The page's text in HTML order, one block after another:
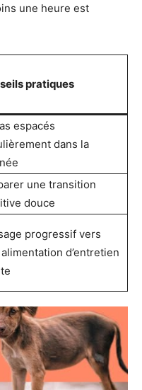
une heure est
pratiques
espacés
dans la
une transition
douce
progressif vers
d’entretien